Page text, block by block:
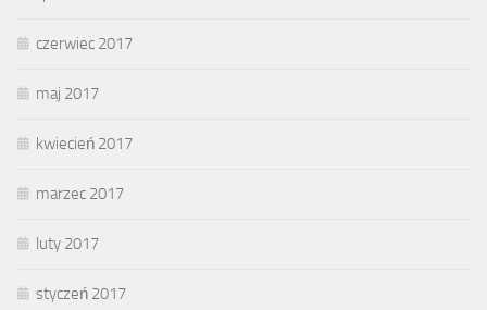
czerwiec 2017
maj 2017
kwiecień 2017
marzec 2017
luty 2017
styczeń 2017